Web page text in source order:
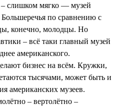
– слишком мягко — музей
Большеречья по сравнению с
конечно, молодцы. Но
– всё таки главный музей
американского.
бизнес на всём. Кружки,
тысячами, может быть и
американских музеев.
– вертолётно –